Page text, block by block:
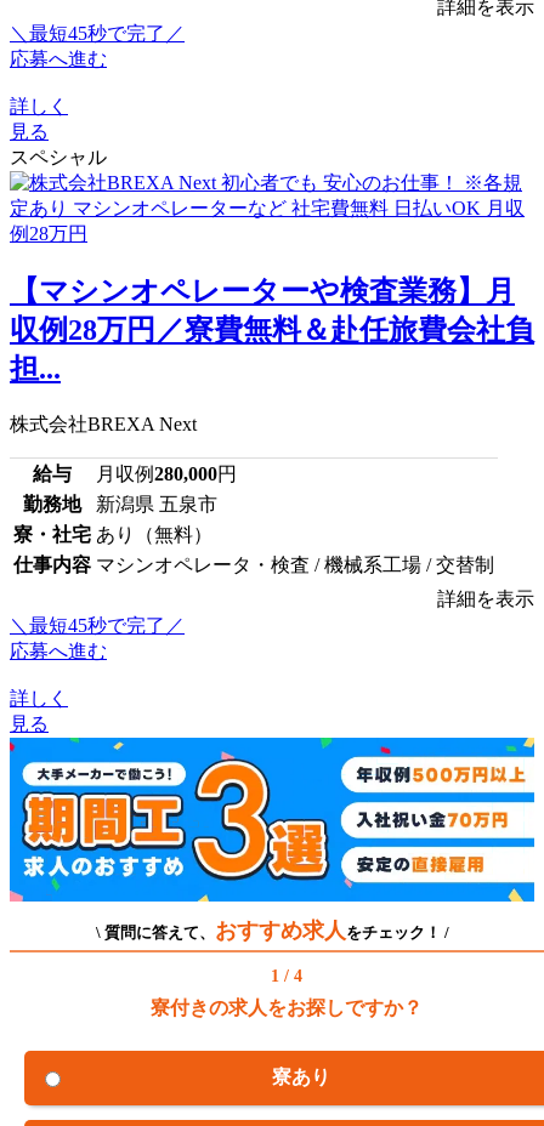
詳細を表示
＼最短45秒で完了／
応募へ進む
詳しく
見る
スペシャル
【マシンオペレーターや検査業務】月
収例28万円／寮費無料＆赴任旅費会社負
担...
株式会社BREXA Next
給与 月収例280,000円
勤務地
新潟県 五泉市
寮・社宅 あり（無料）
仕事内容 マシンオペレータ・検査 / 機械系工場 / 交替制
詳細を表示
＼最短45秒で完了／
応募へ進む
詳しく
見る
\ 質問に答えて、 おすすめ求人 をチェック！ /
1 / 4
寮付きの求人をお探しですか？
寮あり